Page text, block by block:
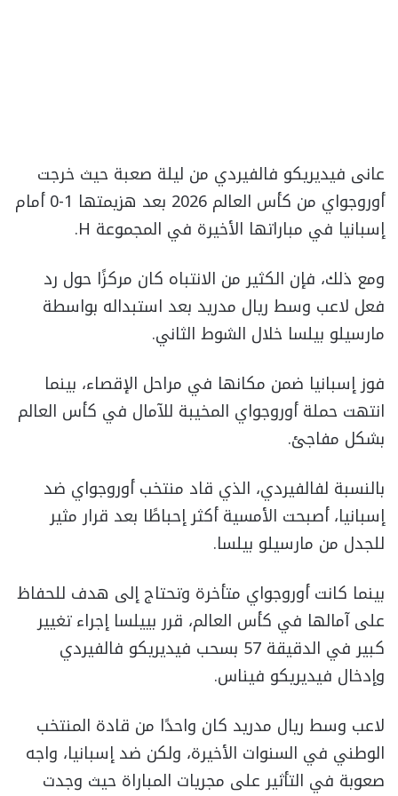
عانى فيديريكو فالفيردي من ليلة صعبة حيث خرجت
أوروجواي من كأس العالم 2026 بعد هزيمتها 1-0 أمام
إسبانيا في مباراتها الأخيرة في المجموعة H.
ومع ذلك، فإن الكثير من الانتباه كان مركزًا حول رد
فعل لاعب وسط ريال مدريد بعد استبداله بواسطة
مارسيلو بيلسا خلال الشوط الثاني.
فوز إسبانيا ضمن مكانها في مراحل الإقصاء، بينما
انتهت حملة أوروجواي المخيبة للآمال في كأس العالم
بشكل مفاجئ.
بالنسبة لفالفيردي، الذي قاد منتخب أوروجواي ضد
إسبانيا، أصبحت الأمسية أكثر إحباطًا بعد قرار مثير
للجدل من مارسيلو بيلسا.
بينما كانت أوروجواي متأخرة وتحتاج إلى هدف للحفاظ
على آمالها في كأس العالم، قرر بييلسا إجراء تغيير
كبير في الدقيقة 57 بسحب فيديريكو فالفيردي
وإدخال فيديريكو فيناس.
لاعب وسط ريال مدريد كان واحدًا من قادة المنتخب
الوطني في السنوات الأخيرة، ولكن ضد إسبانيا، واجه
صعوبة في التأثير على مجريات المباراة حيث وجدت